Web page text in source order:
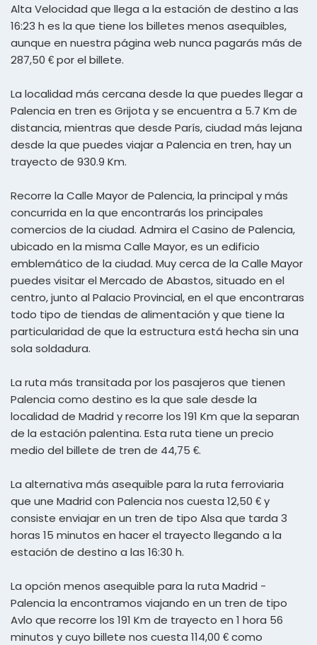
Alta Velocidad que llega a la estación de destino a las
16:23 h es la que tiene los billetes menos asequibles,
aunque en nuestra página web nunca pagarás más de
287,50 € por el billete.
La localidad más cercana desde la que puedes llegar a
Palencia en tren es Grijota y se encuentra a 5.7 Km de
distancia, mientras que desde París, ciudad más lejana
desde la que puedes viajar a Palencia en tren, hay un
trayecto de 930.9 Km.
Recorre la Calle Mayor de Palencia, la principal y más
concurrida en la que encontrarás los principales
comercios de la ciudad. Admira el Casino de Palencia,
ubicado en la misma Calle Mayor, es un edificio
emblemático de la ciudad. Muy cerca de la Calle Mayor
puedes visitar el Mercado de Abastos, situado en el
centro, junto al Palacio Provincial, en el que encontraras
todo tipo de tiendas de alimentación y que tiene la
particularidad de que la estructura está hecha sin una
sola soldadura.
La ruta más transitada por los pasajeros que tienen
Palencia como destino es la que sale desde la
localidad de Madrid y recorre los 191 Km que la separan
de la estación palentina. Esta ruta tiene un precio
medio del billete de tren de 44,75 €.
La alternativa más asequible para la ruta ferroviaria
que une Madrid con Palencia nos cuesta 12,50 € y
consiste enviajar en un tren de tipo Alsa que tarda 3
horas 15 minutos en hacer el trayecto llegando a la
estación de destino a las 16:30 h.
La opción menos asequible para la ruta Madrid -
Palencia la encontramos viajando en un tren de tipo
Avlo que recorre los 191 Km de trayecto en 1 hora 56
minutos y cuyo billete nos cuesta 114,00 € como